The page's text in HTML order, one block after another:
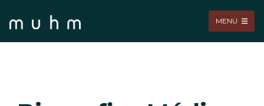
MENU